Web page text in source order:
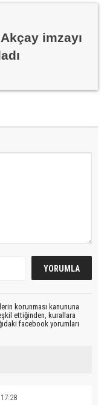
imzayı
korunması kanununa
ettiğinden, kurallara
facebook yorumları